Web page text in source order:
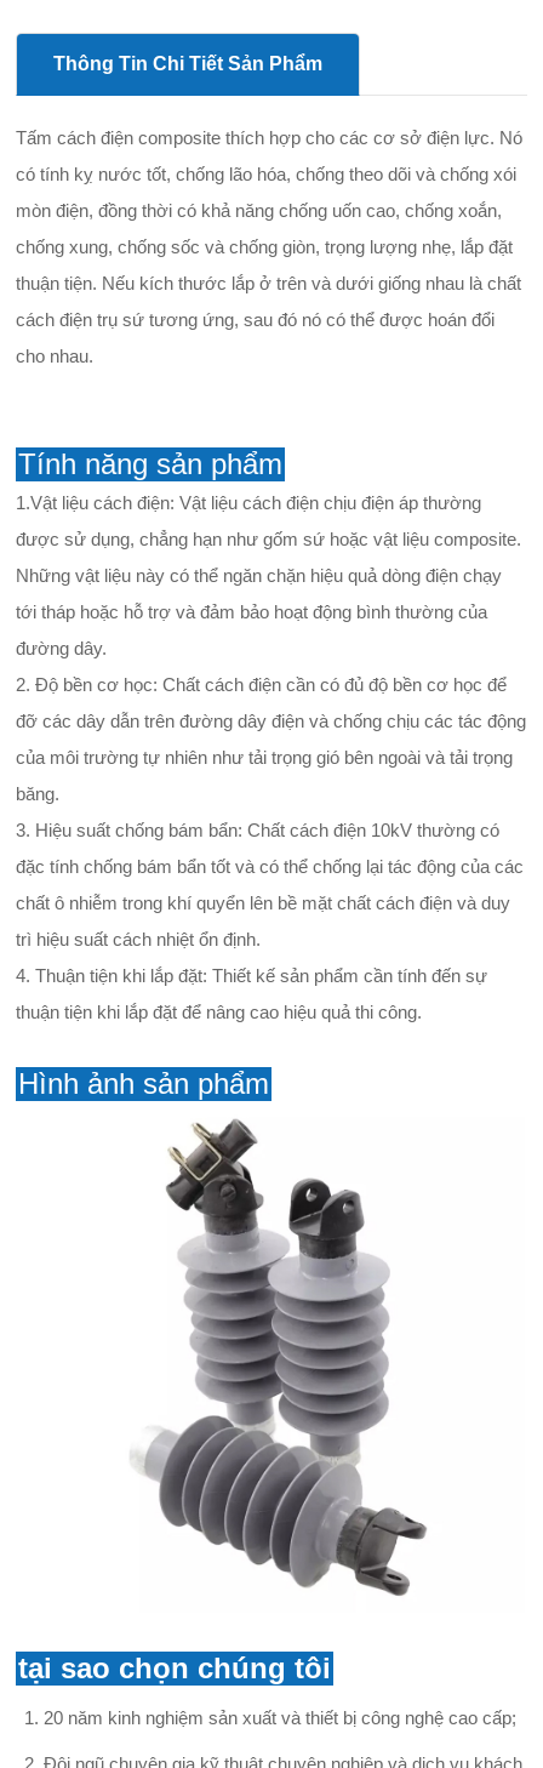
Thông Tin Chi Tiết Sản Phẩm
Tấm cách điện composite thích hợp cho các cơ sở điện lực. Nó
có tính kỵ nước tốt, chống lão hóa, chống theo dõi và chống xói
mòn điện, đồng thời có khả năng chống uốn cao, chống xoắn,
chống xung, chống sốc và chống giòn, trọng lượng nhẹ, lắp đặt
thuận tiện. Nếu kích thước lắp ở trên và dưới giống nhau là chất
cách điện trụ sứ tương ứng, sau đó nó có thể được hoán đổi
cho nhau.
Tính năng sản phẩm
1.Vật liệu cách điện: Vật liệu cách điện chịu điện áp thường
được sử dụng, chẳng hạn như gốm sứ hoặc vật liệu composite.
Những vật liệu này có thể ngăn chặn hiệu quả dòng điện chạy
tới tháp hoặc hỗ trợ và đảm bảo hoạt động bình thường của
đường dây.
2. Độ bền cơ học: Chất cách điện cần có đủ độ bền cơ học để
đỡ các dây dẫn trên đường dây điện và chống chịu các tác động
của môi trường tự nhiên như tải trọng gió bên ngoài và tải trọng
băng.
3. Hiệu suất chống bám bẩn: Chất cách điện 10kV thường có
đặc tính chống bám bẩn tốt và có thể chống lại tác động của các
chất ô nhiễm trong khí quyển lên bề mặt chất cách điện và duy
trì hiệu suất cách nhiệt ổn định.
4. Thuận tiện khi lắp đặt: Thiết kế sản phẩm cần tính đến sự
thuận tiện khi lắp đặt để nâng cao hiệu quả thi công.
Hình ảnh sản phẩm
tại sao chọn chúng tôi
20 năm kinh nghiệm sản xuất và thiết bị công nghệ cao cấp;